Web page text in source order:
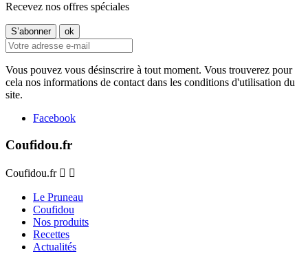
Recevez nos offres spéciales
Vous pouvez vous désinscrire à tout moment. Vous trouverez pour
cela nos informations de contact dans les conditions d'utilisation du
site.
Facebook
Coufidou.fr
Coufidou.fr  
Le Pruneau
Coufidou
Nos produits
Recettes
Actualités